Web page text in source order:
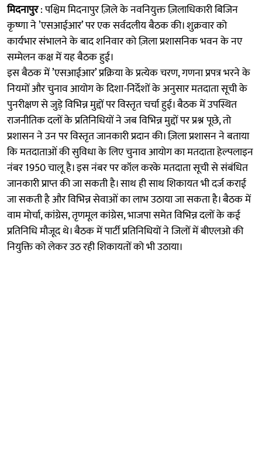
मिदनापुर: पश्चिम मिदनापुर ज़िले के नवनियुक्त ज़िलाधिकारी बिजिन
कृष्णा ने ’एसआईआर’ पर एक सर्वदलीय बैठक की। शुक्रवार को
कार्यभार संभालने के बाद शनिवार को ज़िला प्रशासनिक भवन के नए
सम्मेलन कक्ष में यह बैठक हुई।
इस बैठक में ’एसआईआर’ प्रक्रिया के प्रत्येक चरण, गणना प्रपत्र भरने के
नियमों और चुनाव आयोग के दिशा-निर्देशों के अनुसार मतदाता सूची के
पुनरीक्षण से जुड़े विभिन्न मुद्दों पर विस्तृत चर्चा हुई। बैठक में उपस्थित
राजनीतिक दलों के प्रतिनिधियों ने जब विभिन्न मुद्दों पर प्रश्न पूछे, तो
प्रशासन ने उन पर विस्तृत जानकारी प्रदान की। ज़िला प्रशासन ने बताया
कि मतदाताओं की सुविधा के लिए चुनाव आयोग का मतदाता हेल्पलाइन
नंबर 1950 चालू है। इस नंबर पर कॉल करके मतदाता सूची से संबंधित
जानकारी प्राप्त की जा सकती है। साथ ही साथ शिकायत भी दर्ज कराई
जा सकती है और विभिन्न सेवाओं का लाभ उठाया जा सकता है। बैठक में
वाम मोर्चा, कांग्रेस, तृणमूल कांग्रेस, भाजपा समेत विभिन्न दलों के कई
प्रतिनिधि मौजूद थे। बैठक में पार्टी प्रतिनिधियों ने जिलों में बीएलओ की
नियुक्ति को लेकर उठ रही शिकायतों को भी उठाया।